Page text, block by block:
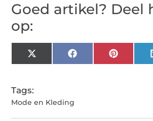
Goed artikel? Deel
op:
X
(Twitter)
Facebook
Tags:
Mode en Kleding